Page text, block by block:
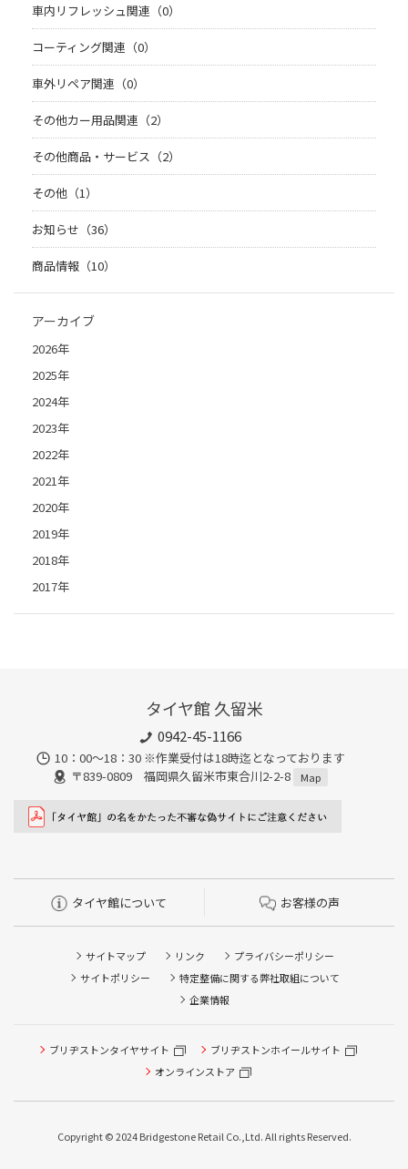
車内リフレッシュ関連（0）
コーティング関連（0）
車外リペア関連（0）
その他カー用品関連（2）
その他商品・サービス（2）
その他（1）
お知らせ（36）
商品情報（10）
アーカイブ
2026年
2025年
2024年
2023年
2022年
2021年
2020年
2019年
2018年
2017年
タイヤ館 久留米
0942-45-1166
10：00～18：30 ※作業受付は18時迄となっております
〒839-0809 福岡県久留米市東合川2-2-8
Map
タイヤ館について お客様の声
サイトマップ リンク
プライバシーポリシー
サイトポリシー
特定整備に関する弊社取組について
企業情報
ブリヂストンタイヤサイト
ブリヂストンホイールサイト
オンラインストア
Copyright © 2024 Bridgestone Retail Co.,Ltd. All rights Reserved.